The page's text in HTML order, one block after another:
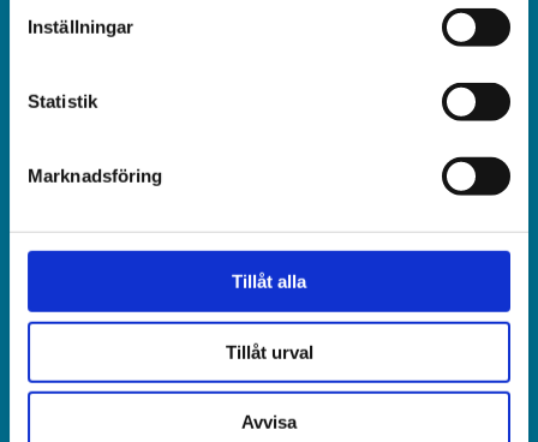
Inställningar
Statistik
Marknadsföring
Tillåt alla
Tillåt urval
Avvisa
Kundservice:
018-430 40 50
kundtjanst@varldenidag.se
Redaktionen:
Världen idag, Box 6015
550 06 Jönköping